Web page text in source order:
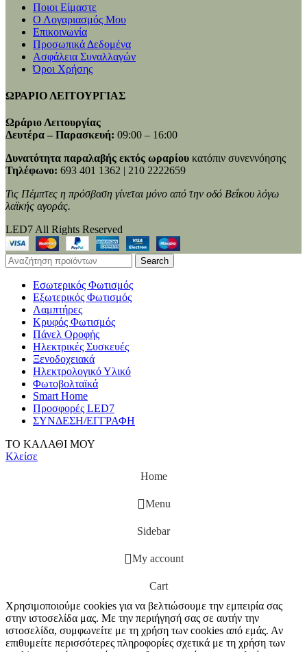
Ποιοι Είμαστε
Ο Λογαριασμός Μου
Επικοινωνία
Προσωπικά Δεδομένα
Ασφάλεια Συναλλαγών
Όροι Χρήσης
ΩΡΑΡΙΟ ΛΕΙΤΟΥΡΓΙΑΣ
Ωράριο Λειτουργίας
Δευτέρα – Παρασκευή: 09:00 – 16:00
Δυνατότητα παραλαβής εκτός ωραρίου κατόπιν συνεννόησης
Τηλέφωνο: 693 401 1362 | 210 2222659
Τις Πέμπτες η πρόσβαση γίνεται μόνο από την οδό Βεΐκου λόγω
λαϊκής αγοράς.
LED7 All Rights Reserved
Search
Εσωτερικός Φωτισμός
Εξωτερικός Φωτισμός
Λαμπτήρες
Κρυφός Φωτισμός
Πάνελ Οροφής
Ηλεκτρικές Συσκευές
Ξενοδοχειακά
Ηλεκτρολογικό Υλικό
Φωτοβολταϊκά
Smart Home
Προσφορές LED7
ΣΥΝΔΕΣΗ/ΕΓΓΡΑΦΗ
ΤΟ ΚΑΛΑΘΙ ΜΟΥ
Κλείσε
Home
Menu
Sidebar
My account
Cart
Χρησιμοποιούμε cookies για να βελτιώσουμε την εμπειρία σας
στην ιστοσελίδα μας. Με την περιήγησή σας σε αυτήν την
ιστοσελίδα, συμφωνείτε με τη χρήση των cookies από εμάς. Αν
επιθυμείτε περισσότερες πληροφορίες σχετικά με τη χρήση των